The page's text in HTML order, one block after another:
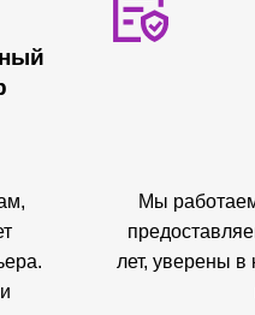
Мы
лет, уверены